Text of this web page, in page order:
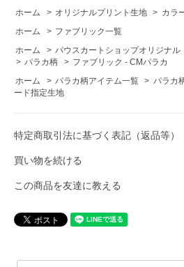
ホーム > オリジナルプリント生地 > カラ
ホーム
> ファブリック一覧
ホーム
> パウスカートショップオリジナル
> パラカ柄 > ファブリック - CMパラカ
ホーム
> パラカ柄アイテム一覧 > パラカ
ード指定生地
特定商取引法に基づく表記（返品等）
買い物を続ける
この商品を友達に教える